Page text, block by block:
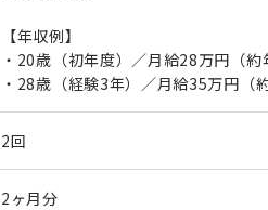
【年収例】
・20歳（初年度）／月給28万円（
・28歳（経験3年）／月給35万円（
2回
2ヶ月分